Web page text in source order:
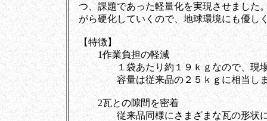
つ、課題であった軽量化を実現させました
がら硬化していくので、地球環境にも優し
【特徴】
1作業負担の軽減
１袋あたり約１９ｋｇなので、現場の
容量は従来品の２５ｋｇに相当しま
2瓦との隙間を密着
従来品同様にさまざまな瓦の形状に